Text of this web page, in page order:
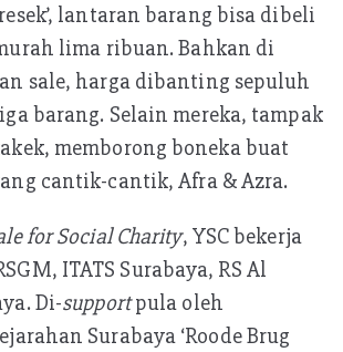
lantaran barang bisa dibeli
lima ribuan. Bahkan di
sale, harga dibanting sepuluh
barang. Selain mereka, tampak
memborong boneka buat
cantik-cantik, Afra & Azra.
for Social Charity, YSC bekerja
ITATS Surabaya, RS Al
Di-supportpula oleh
Surabaya ‘Roode Brug